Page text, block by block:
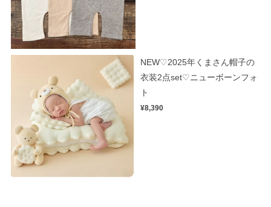
NEW♡2025年くまさん帽子の
衣装2点set♡ニューボーンフォ
ト
¥8,390